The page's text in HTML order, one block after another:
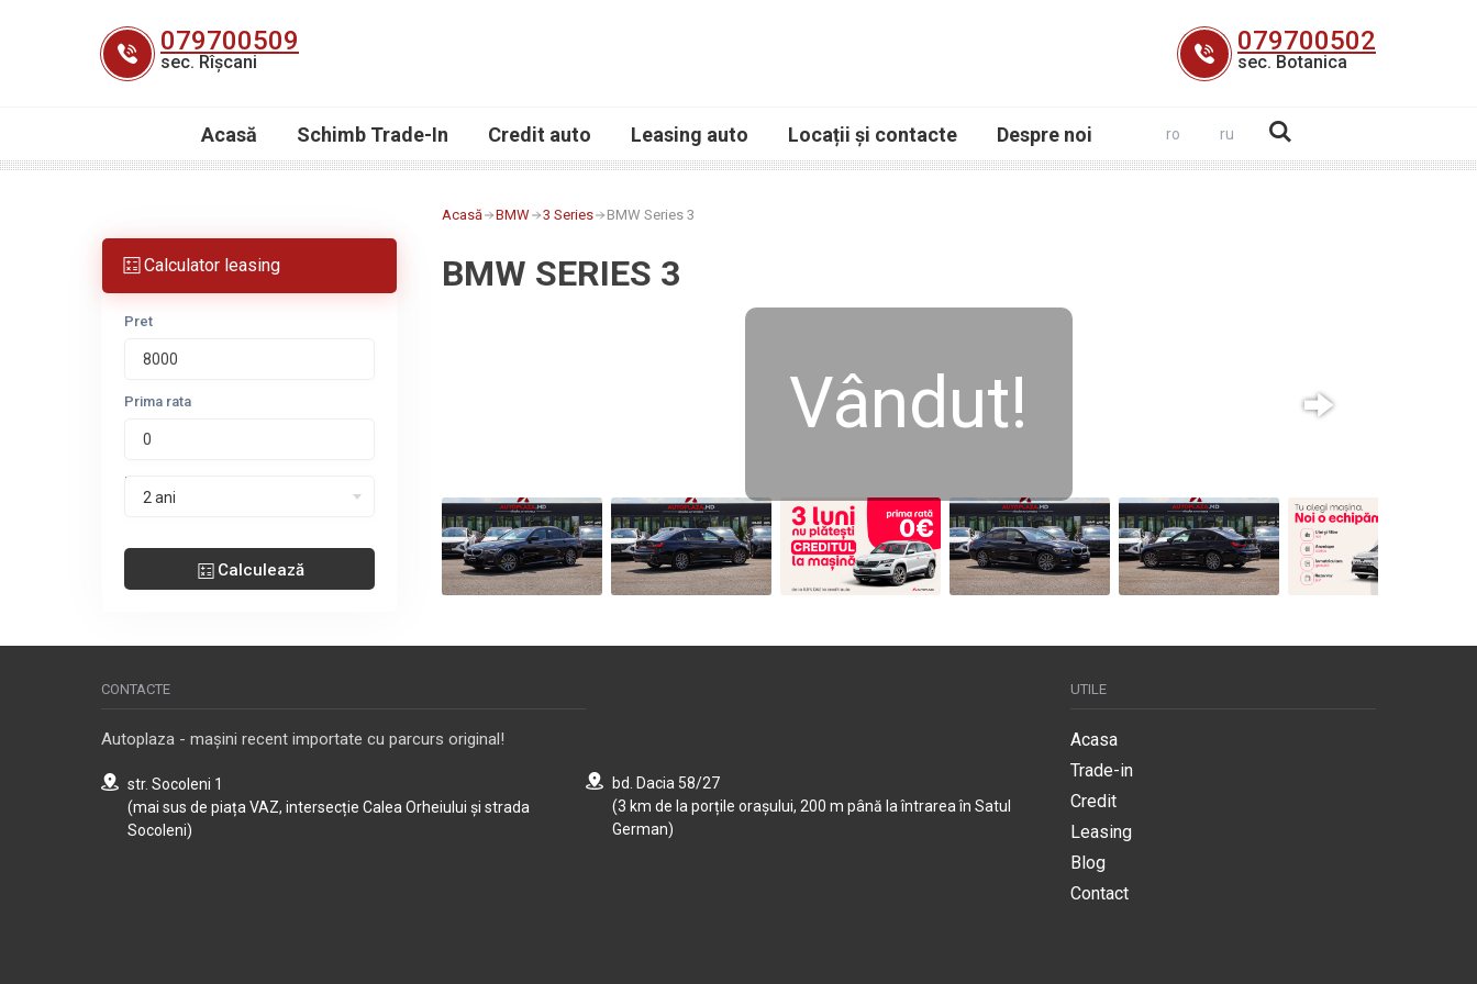
079700509
sec. Rîșcani
079700502
sec. Botanica
Acasă Schimb Trade-In Credit auto Leasing auto Locații și contacte Despre noi ro ru
Calculator leasing
Pret
Prima rata
Perioada leasing
2 ani
Calculează
Acasă BMW 3 Series BMW Series 3
BMW SERIES 3
Vândut!
CONTACTE
Autoplaza - mașini recent importate cu parcurs original!
str. Socoleni 1
(mai sus de piața VAZ, intersecție Calea Orheiului și strada
Socoleni)
bd. Dacia 58/27
(3 km de la porțile orașului, 200 m până la întrarea în Satul
German)
UTILE
Acasa
Trade-in
Credit
Leasing
Blog
Contact